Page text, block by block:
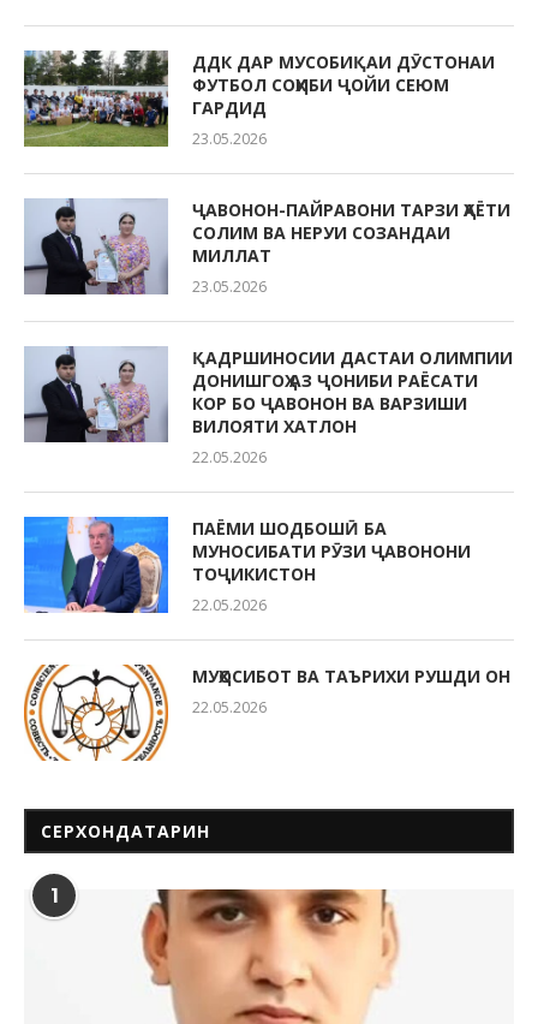
ДДК ДАР МУСОБИҚАИ ДӮСТОНАИ
ФУТБОЛ СОҲИБИ ҶОЙИ СЕЮМ
ГАРДИД
23.05.2026
ҶАВОНОН-ПАЙРАВОНИ ТАРЗИ ҲАЁТИ
СОЛИМ ВА НЕРУИ СОЗАНДАИ
МИЛЛАТ
23.05.2026
ҚАДРШИНОСИИ ДАСТАИ ОЛИМПИИ
ДОНИШГОҲ АЗ ҶОНИБИ РАЁСАТИ
КОР БО ҶАВОНОН ВА ВАРЗИШИ
ВИЛОЯТИ ХАТЛОН
22.05.2026
ПАЁМИ ШОДБОШӢ БА
МУНОСИБАТИ РӮЗИ ҶАВОНОНИ
ТОҶИКИСТОН
22.05.2026
МУҲОСИБОТ ВА ТАЪРИХИ РУШДИ ОН
22.05.2026
СЕРХОНДАТАРИН
1